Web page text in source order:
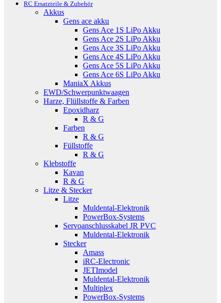
RC Ersatzteile & Zubehör
Akkus
Gens ace akku
Gens Ace 1S LiPo Akku
Gens Ace 2S LiPo Akku
Gens Ace 3S LiPo Akku
Gens Ace 4S LiPo Akku
Gens Ace 5S LiPo Akku
Gens Ace 6S LiPo Akku
ManiaX Akkus
EWD/Schwerpunktwaagen
Harze, Flüllstoffe & Farben
Epoxidharz
R & G
Farben
R & G
Füllstoffe
R & G
Klebstoffe
Kavan
R & G
Litze & Stecker
Litze
Muldental-Elektronik
PowerBox-Systems
Servoanschlusskabel JR PVC
Muldental-Elektronik
Stecker
Amass
iRC-Electronic
JETImodel
Muldental-Elektronik
Multiplex
PowerBox-Systems